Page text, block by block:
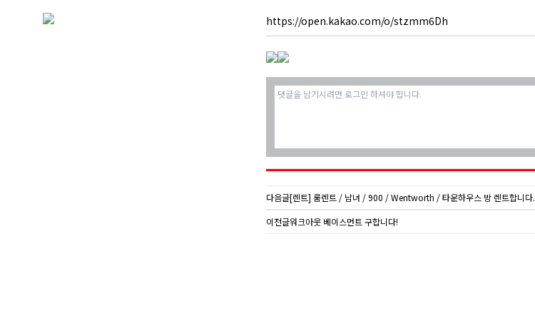
https://open.kakao.com/o/stzmm6Dh
다음글[렌트] 룸렌트 / 남녀 / 900 / Wentworth / 타운하우스 방 렌트합니다.
이전글워크아웃 베이스먼트 구합니다!